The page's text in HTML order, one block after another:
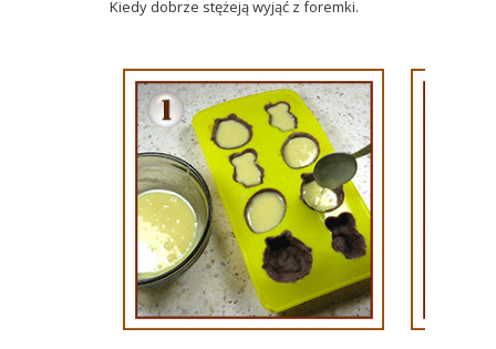
Kiedy dobrze stężeją wyjąć z foremki.